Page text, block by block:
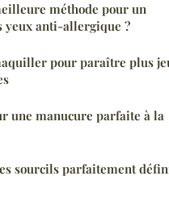
méthode pour un
yeux anti-allergique ?
pour paraître plus
une manucure parfaite à la
sourcils parfaitement